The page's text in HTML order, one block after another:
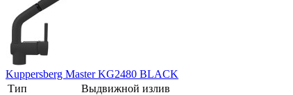
Kuppersberg Master KG2480 BLACK
Тип
Выдвижной излив